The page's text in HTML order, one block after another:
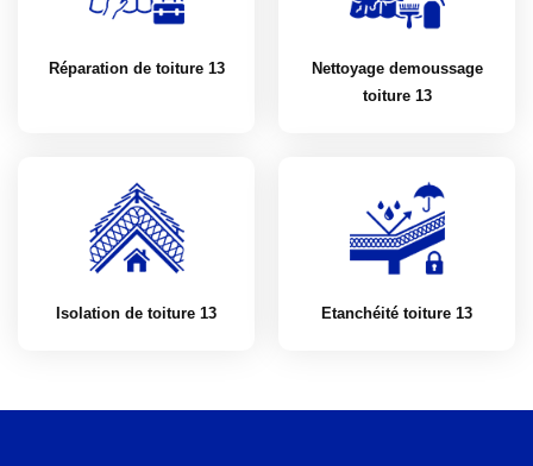
Réparation de toiture 13
Nettoyage demoussage
toiture 13
Isolation de toiture 13 Etanchéité toiture 13